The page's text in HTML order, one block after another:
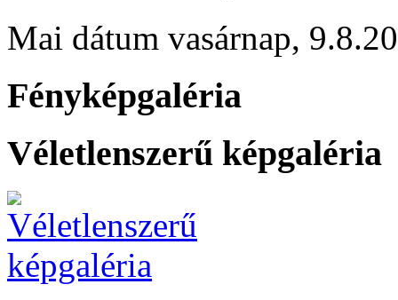
Mai dátum vasárnap,
Fényképgaléria
Véletlenszerű képgaléria